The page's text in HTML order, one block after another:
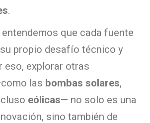
.
entendemos que cada fuente
propio desafío técnico y
eso, explorar otras
las bombas solares,
eólicas— no solo es una
sino también de